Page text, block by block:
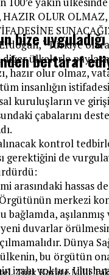
OLUR
“Türkiye
diğer ülkelerle
hazır olur olmaz,
insanlığın
kuruluşların ve
çabalarını
kontrol
gerektiğini de
arasındaki hassas
merkezi
aşılanmış
duvarlar
Dünya
bu örgütün
izahı yoktur.
bize
bertaraf
Türk Karate Milli